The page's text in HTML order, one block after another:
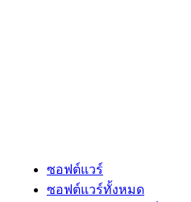
ซอฟต์แวร์
ซอฟต์แวร์ทั้งหมด